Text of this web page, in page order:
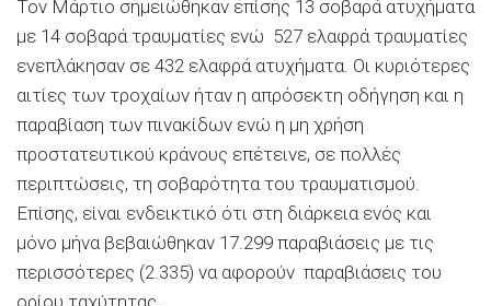
Τον Μάρτιο σημειώθηκαν επίσης 13 σοβαρά ατυχήματα
με 14 σοβαρά τραυματίες ενώ 527 ελαφρά τραυματίες
ενεπλάκησαν σε 432 ελαφρά ατυχήματα. Οι κυριότερες
αιτίες των τροχαίων ήταν η απρόσεκτη οδήγηση και η
παραβίαση των πινακίδων ενώ η μη χρήση
προστατευτικού κράνους επέτεινε, σε πολλές
περιπτώσεις, τη σοβαρότητα του τραυματισμού.
Επίσης, είναι ενδεικτικό ότι στη διάρκεια ενός και
μόνο μήνα βεβαιώθηκαν 17.299 παραβιάσεις με τις
περισσότερες (2.335) να αφορούν παραβιάσεις του
ορίου ταχύτητας.